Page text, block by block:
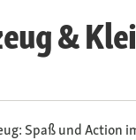
&
Spaß und Action